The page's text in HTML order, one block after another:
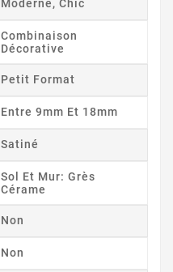
Moderne, Chic
Combinaison
Décorative
Petit Format
Entre 9mm Et 18mm
Satiné
Sol Et Mur: Grès
Cérame
Non
Non